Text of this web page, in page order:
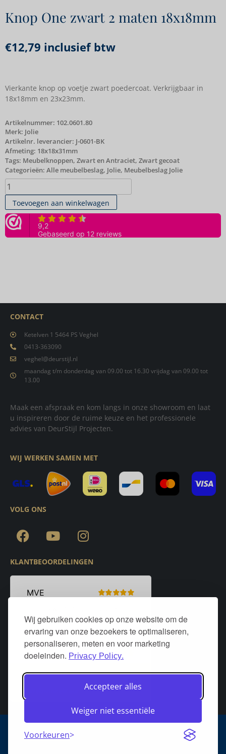
Wij gebruiken cookies op onze website om de
ervaring van onze bezoekers te optimaliseren,
personaliseren, meten en voor marketing
doeleinden. Privacy Policy.
Accepteer alles
Weiger niet essentiële
Voorkeuren
Knop One zwart 2 maten 18x18mm
€12,79 inclusief btw
Vierkante knop op voetje zwart poedercoat. Verkrijgbaar in
18x18mm en 23x23mm.
Artikelnummer: 102.0601.80
Merk: Jolie
Artikelnr. leverancier: J-0601-BK
Afmeting: 18x18x31mm
Tags: Meubelknoppen, Zwart en Antraciet, Zwart gecoat
Categorieën: Alle meubelbeslag, Jolie, Meubelbeslag Jolie
Toevoegen aan winkelwagen
CONTACT
Ketelven 1 5464 PS Veghel
0413-363090
veghel@deurstijl.nl
maandag t/m donderdag van 09.00 tot 16.30 vrijdag van 09.00 tot
13.00
Maak een afspraak en kom langs in onze showroom en laat
u inspireren door de ruime keuze en het professionele
advies van DeurStijl Projecten.
WIJ WERKEN SAMEN MET
VOLG ONS
KLANTBEOORDELINGEN
Algemene voorwaarden Over DeurStijl Projecten